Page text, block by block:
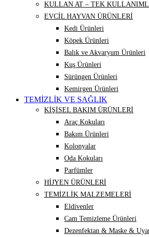
KULLAN AT – TEK
EVCİL HAYVAN ÜRÜNLERİ
Kedi Ürünleri
Köpek Ürünleri
Balık ve Akvaryum Ürünleri
Kuş Ürünleri
Sürüngen Ürünleri
Kemirgen Ürünleri
TEMİZLİK VE SAĞLIK
KİŞİSEL BAKIM ÜRÜNLERİ
Araç Kokuları
Bakım Ürünleri
Kolonyalar
Oda Kokuları
Parfümler
HİJYEN ÜRÜNLERİ
TEMİZLİK MALZEMELERİ
Eldivenler
Cam Temizleme Ürünleri
Dezenfektan & Maske &